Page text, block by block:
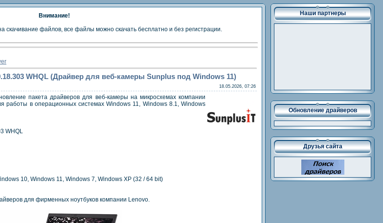
Внимание!
скачивание файлов, все файлы можно скачать бесплатно и без регистрации.
WHQL (Драйвер для веб-камеры Sunplus под Windows 11)
18.05.2026, 07:26
пакета драйверов для веб-камеры на микросхемах компании
работы в операционных системах Windows 11, Windows 8.1, Windows
WHQL
10, Windows 11, Windows 7, Windows XP (32 / 64 bit)
для фирменных ноутбуков компании Lenovo.
Наши партнеры
Обновление драйверов
Друзья сайта